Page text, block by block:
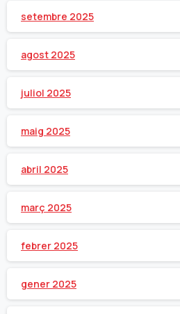
setembre 2025
agost 2025
juliol 2025
maig 2025
abril 2025
març 2025
febrer 2025
gener 2025